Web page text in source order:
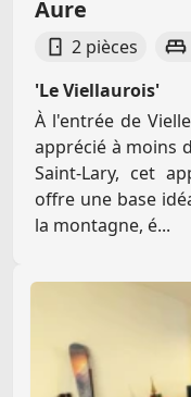
Aure
2 pièces
'Le Viellaurois'
À l'entrée de
apprécié à moins
Saint-Lary, cet
offre une base
la montagne, é...